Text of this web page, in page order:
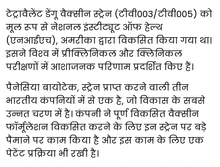
टेट्रावैलेंट डेंगू वैक्सीन स्ट्रेन (टीवी003/टीवी005) को
मूल रूप से नेशनल इंस्टीट्यूट ऑफ हेल्थ
(एनआईएच), अमरीका द्वारा विकसित किया गया था।
इसने विश्‍व में प्रीक्लिनिकल और क्लिनिकल
परीक्षणों में आशाजनक परिणाम प्रदर्शित किए हैं।
पैनेसिया बायोटेक, स्ट्रेन प्राप्त करने वाली तीन
भारतीय कंपनियों में से एक है, जो विकास के सबसे
उन्नत चरण में है। कंपनी ने पूर्ण विकसित वैक्सीन
फॉर्मूलेशन विकसित करने के लिए इन स्ट्रेन पर बड़े
पैमाने पर काम किया है और इस काम के लिए एक
पेटेंट प्रक्रिया भी रखी है।